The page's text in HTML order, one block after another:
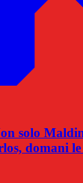
solo
domani le